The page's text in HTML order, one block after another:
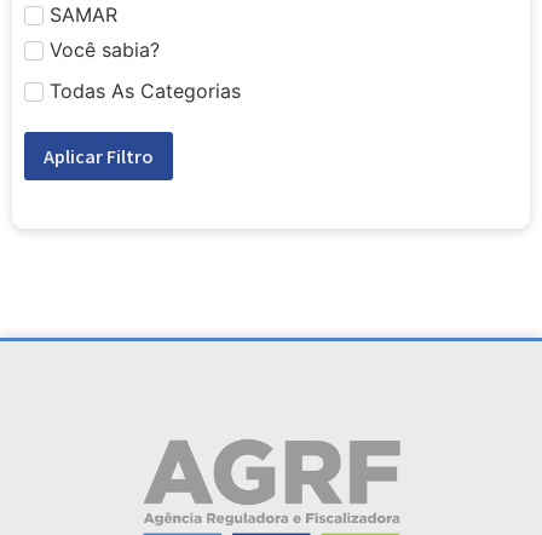
SAMAR
Você sabia?
Todas As Categorias
Aplicar Filtro